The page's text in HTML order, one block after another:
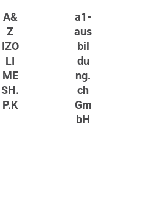
A&
Z
IZO
LI
ME
SH.
P.K
a1-
aus
bil
du
ng.
ch
Gm
bH